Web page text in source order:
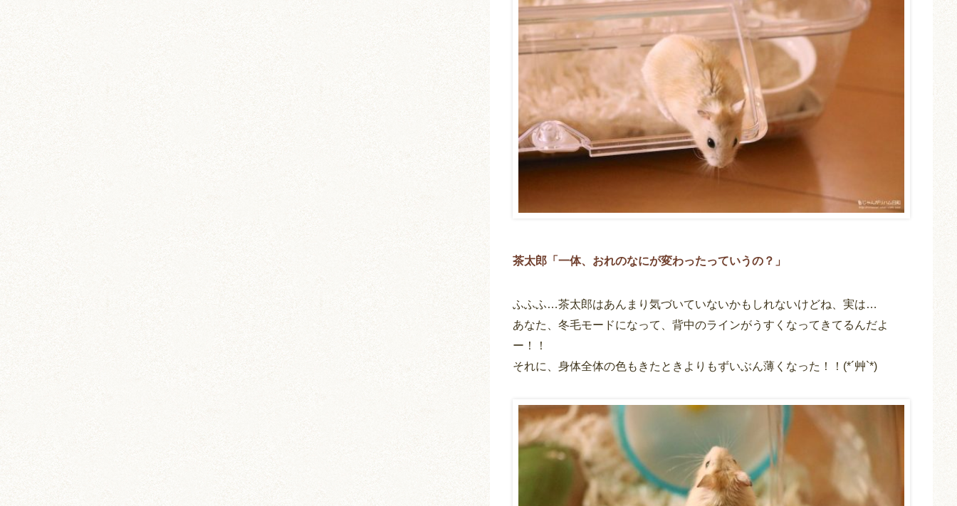
茶太郎「一体、おれのなにが変わったっていうの？」
ふふふ…茶太郎はあんまり気づいていないかもしれないけどね、実は…
あなた、冬毛モードになって、背中のラインがうすくなってきてるんだよ
ー！！
それに、身体全体の色もきたときよりもずいぶん薄くなった！！(*´艸`*)